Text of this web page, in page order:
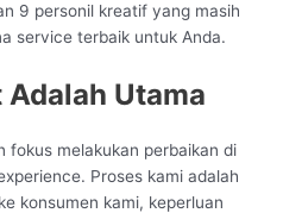
9 personil kreatif yang masih
service terbaik untuk Anda.
Utama
fokus melakukan perbaikan di
Proses kami adalah
konsumen kami, keperluan